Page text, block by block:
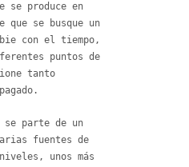
se produce en
que se busque un
con el tiempo,
puntos de
tanto
se parte de un
fuentes de
unos más